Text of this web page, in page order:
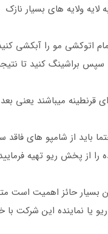
ولایه های بسیار نازک با
براشینگ کنید تا
حتما باید از شامپو
از پخش ریو تهیه
کراتین بسیار حائز اهمیت
یا نماینده این شرکت با